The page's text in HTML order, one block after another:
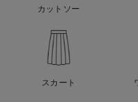
カットソー
スカート